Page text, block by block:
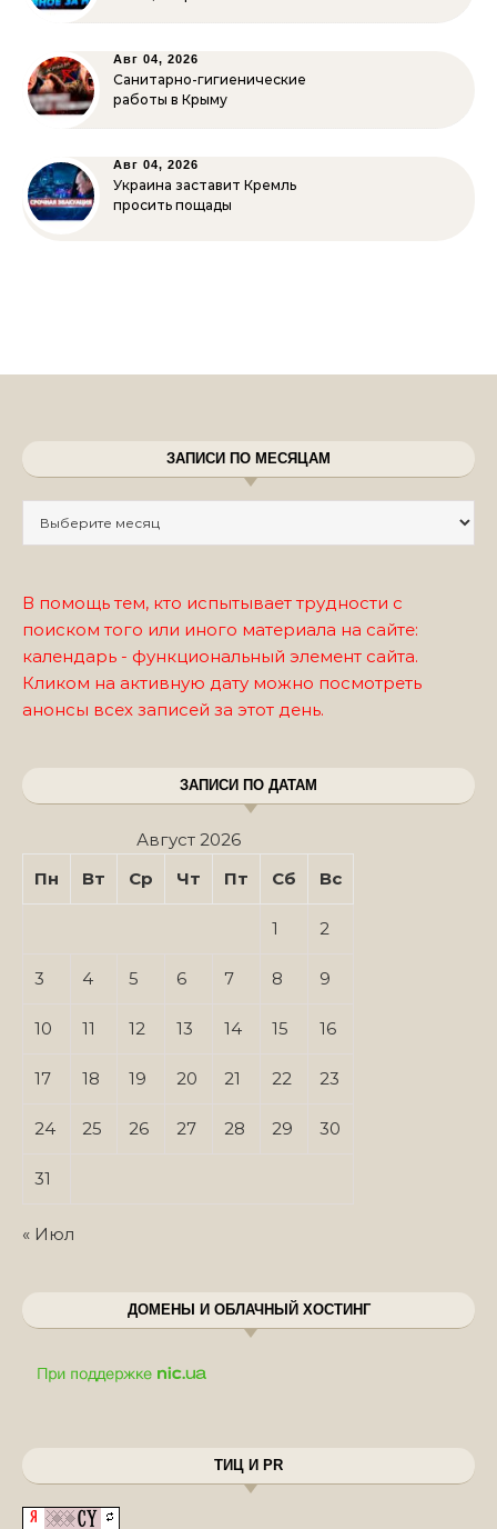
Авг 04, 2026
Санитарно-гигиенические
работы в Крыму
Авг 04, 2026
Украина заставит Кремль
просить пощады
ЗАПИСИ ПО МЕСЯЦАМ
В помощь тем, кто испытывает трудности с
поиском того или иного материала на сайте:
календарь - функциональный элемент сайта.
Кликом на активную дату можно посмотреть
анонсы всех записей за этот день.
ЗАПИСИ ПО ДАТАМ
Август 2026
Пн
Вт Ср Чт Пт Сб Вс
1 2
3 4 5 6 7 8 9
10 11 12 13 14 15 16
17 18 19 20 21 22 23
24 25 26 27 28 29 30
31
« Июл
ДОМЕНЫ И ОБЛАЧНЫЙ ХОСТИНГ
ТИЦ И PR